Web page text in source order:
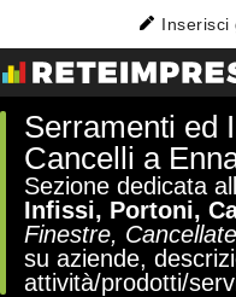
Inserisci
Serramenti ed
Cancelli a
Sezione dedicata
Infissi, Portoni,
Finestre,
su aziende,
attività/prodotti/